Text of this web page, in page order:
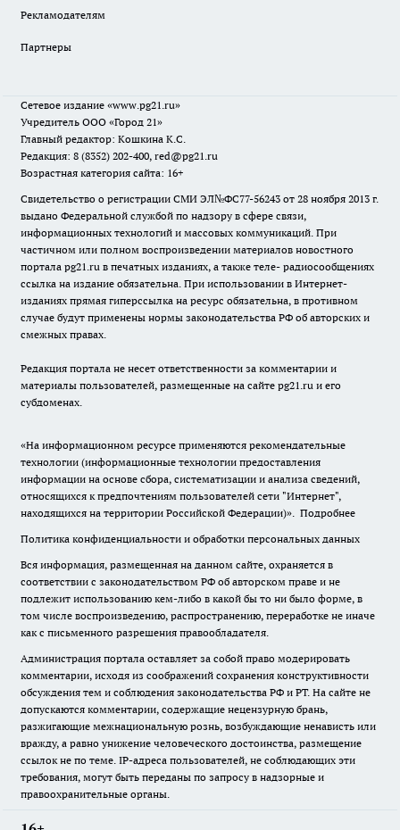
Рекламодателям
Партнеры
Сетевое издание «www.pg21.ru»
Учредитель ООО «Город 21»
Главный редактор: Кошкина К.С.
Редакция: 8 (8352) 202-400, red@pg21.ru
Возрастная категория сайта: 16+
Свидетельство о регистрации СМИ ЭЛ№ФС77-56243 от 28 ноября 2013 г.
выдано Федеральной службой по надзору в сфере связи,
информационных технологий и массовых коммуникаций. При
частичном или полном воспроизведении материалов новостного
портала pg21.ru в печатных изданиях, а также теле- радиосообщениях
ссылка на издание обязательна. При использовании в Интернет-
изданиях прямая гиперссылка на ресурс обязательна, в противном
случае будут применены нормы законодательства РФ об авторских и
смежных правах.
Редакция портала не несет ответственности за комментарии и
материалы пользователей, размещенные на сайте pg21.ru и его
субдоменах.
«На информационном ресурсе применяются рекомендательные
технологии (информационные технологии предоставления
информации на основе сбора, систематизации и анализа сведений,
относящихся к предпочтениям пользователей сети "Интернет",
находящихся на территории Российской Федерации)». Подробнее
Политика конфиденциальности и обработки персональных данных
Вся информация, размещенная на данном сайте, охраняется в
соответствии с законодательством РФ об авторском праве и не
подлежит использованию кем-либо в какой бы то ни было форме, в
том числе воспроизведению, распространению, переработке не иначе
как с письменного разрешения правообладателя.
Администрация портала оставляет за собой право модерировать
комментарии, исходя из соображений сохранения конструктивности
обсуждения тем и соблюдения законодательства РФ и РТ. На сайте не
допускаются комментарии, содержащие нецензурную брань,
разжигающие межнациональную рознь, возбуждающие ненависть или
вражду, а равно унижение человеческого достоинства, размещение
ссылок не по теме. IP-адреса пользователей, не соблюдающих эти
требования, могут быть переданы по запросу в надзорные и
правоохранительные органы.